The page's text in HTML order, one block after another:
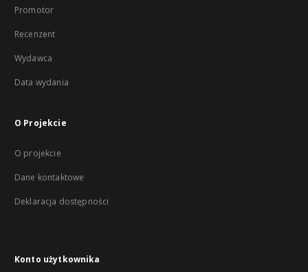
Promotor
Recenzent
Wydawca
Data wydania
O Projekcie
O projekcie
Dane kontaktowe
Deklaracja dostępności
Konto użytkownika